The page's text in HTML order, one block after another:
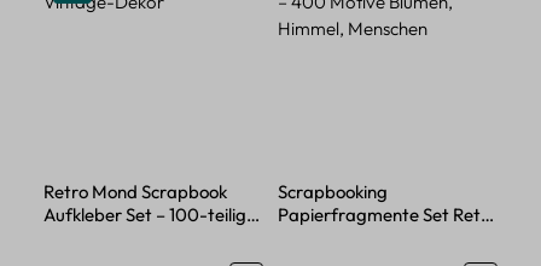
Retro Mond Scrapbook
Aufkleber Set – 100-teiliges
Scrapbooking
Papierfragmente Set Retro